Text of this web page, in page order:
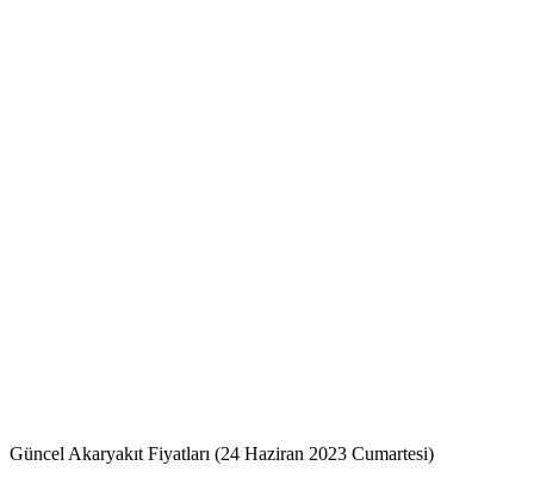
Güncel Akaryakıt Fiyatları (24 Haziran 2023 Cumartesi)